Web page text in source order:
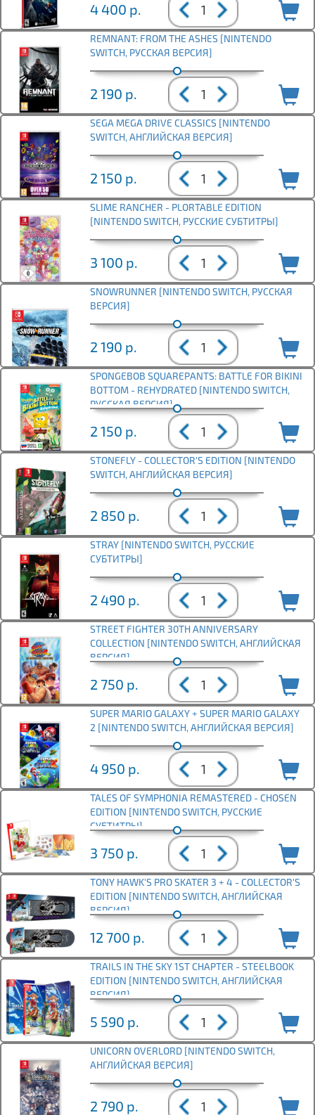
4 400 р.
REMNANT: FROM THE ASHES [NINTENDO
SWITCH, РУССКАЯ ВЕРСИЯ]
2 190 р.
SEGA MEGA DRIVE CLASSICS [NINTENDO
SWITCH, АНГЛИЙСКАЯ ВЕРСИЯ]
2 150 р.
SLIME RANCHER - PLORTABLE EDITION
[NINTENDO SWITCH, РУССКИЕ СУБТИТРЫ]
3 100 р.
SNOWRUNNER [NINTENDO SWITCH, РУССКАЯ
ВЕРСИЯ]
2 190 р.
SPONGEBOB SQUAREPANTS: BATTLE FOR BIKINI
BOTTOM - REHYDRATED [NINTENDO SWITCH,
РУССКАЯ ВЕРСИЯ]
2 150 р.
STONEFLY - COLLECTOR'S EDITION [NINTENDO
SWITCH, АНГЛИЙСКАЯ ВЕРСИЯ]
2 850 р.
STRAY [NINTENDO SWITCH, РУССКИЕ
СУБТИТРЫ]
2 490 р.
STREET FIGHTER 30TH ANNIVERSARY
COLLECTION [NINTENDO SWITCH, АНГЛИЙСКАЯ
ВЕРСИЯ]
2 750 р.
SUPER MARIO GALAXY + SUPER MARIO GALAXY
2 [NINTENDO SWITCH, АНГЛИЙСКАЯ ВЕРСИЯ]
4 950 р.
TALES OF SYMPHONIA REMASTERED - CHOSEN
EDITION [NINTENDO SWITCH, РУССКИЕ
СУБТИТРЫ]
3 750 р.
TONY HAWK'S PRO SKATER 3 + 4 - COLLECTOR'S
EDITION [NINTENDO SWITCH, АНГЛИЙСКАЯ
ВЕРСИЯ]
12 700 р.
TRAILS IN THE SKY 1ST CHAPTER - STEELBOOK
EDITION [NINTENDO SWITCH, АНГЛИЙСКАЯ
ВЕРСИЯ]
5 590 р.
UNICORN OVERLORD [NINTENDO SWITCH,
АНГЛИЙСКАЯ ВЕРСИЯ]
2 790 р.